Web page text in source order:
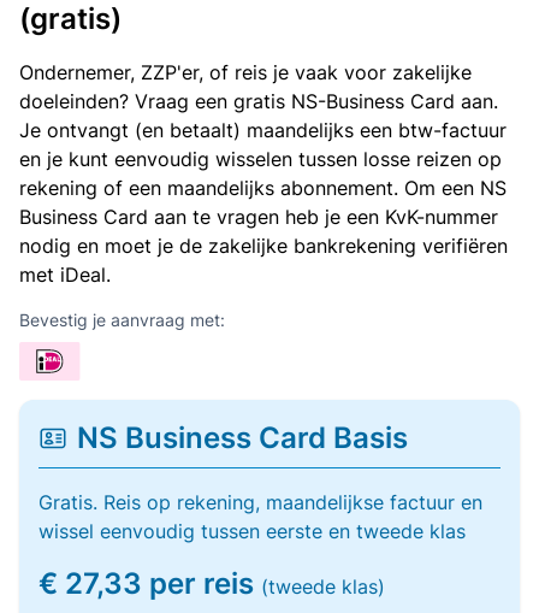
(gratis)
Ondernemer, ZZP'er, of reis je vaak voor zakelijke
doeleinden? Vraag een gratis NS-Business Card aan.
Je ontvangt (en betaalt) maandelijks een btw-factuur
en je kunt eenvoudig wisselen tussen losse reizen op
rekening of een maandelijks abonnement. Om een NS
Business Card aan te vragen heb je een KvK-nummer
nodig en moet je de zakelijke bankrekening verifiëren
met iDeal.
Bevestig je aanvraag met:
NS Business Card Basis
Gratis. Reis op rekening, maandelijkse factuur en
wissel eenvoudig tussen eerste en tweede klas
€ 27,33 per reis (tweede klas)